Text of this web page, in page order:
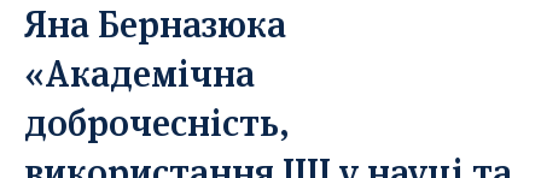
Email*
Ваша посада*
Яна Берназюка
«Академічна
доброчесність,
Email*
Ваша посада*